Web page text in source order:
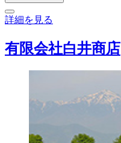
詳細を見る
有限会社白井商店